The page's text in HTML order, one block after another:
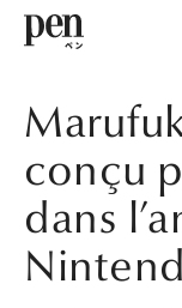
conçu
dans